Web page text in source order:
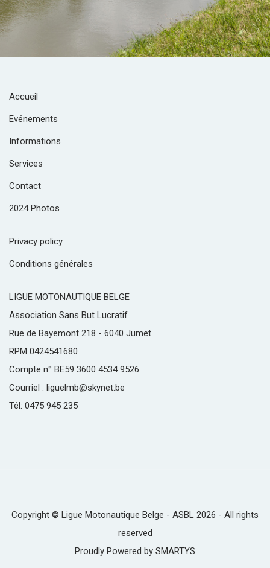
Accueil
Evénements
Informations
Services
Contact
2024 Photos
Privacy policy
Conditions générales
LIGUE MOTONAUTIQUE BELGE
Association Sans But Lucratif
Rue de Bayemont 218 - 6040 Jumet
RPM 0424541680
Compte n° BE59 3600 4534 9526
Courriel : liguelmb@skynet.be
Tél: 0475 945 235
Copyright © Ligue Motonautique Belge - ASBL 2026 - All rights
reserved
Proudly Powered by SMARTYS